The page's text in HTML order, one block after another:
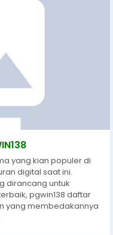
技環境，以及隨時隨地都
你對優質娛樂的所有想
yang kian populer di
digital saat ini.
dirancang untuk
pgwin138 daftar
yang membedakannya
memberikan
kombinasi antara